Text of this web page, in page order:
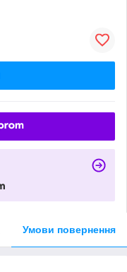
Умови повернення